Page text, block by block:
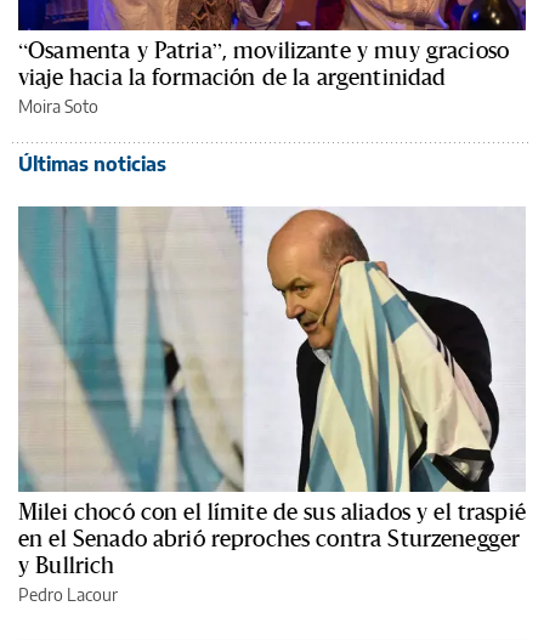
“Osamenta y Patria”, movilizante y muy gracioso
viaje hacia la formación de la argentinidad
Moira Soto
Últimas noticias
Milei chocó con el límite de sus aliados y el traspié
en el Senado abrió reproches contra Sturzenegger
y Bullrich
Pedro Lacour